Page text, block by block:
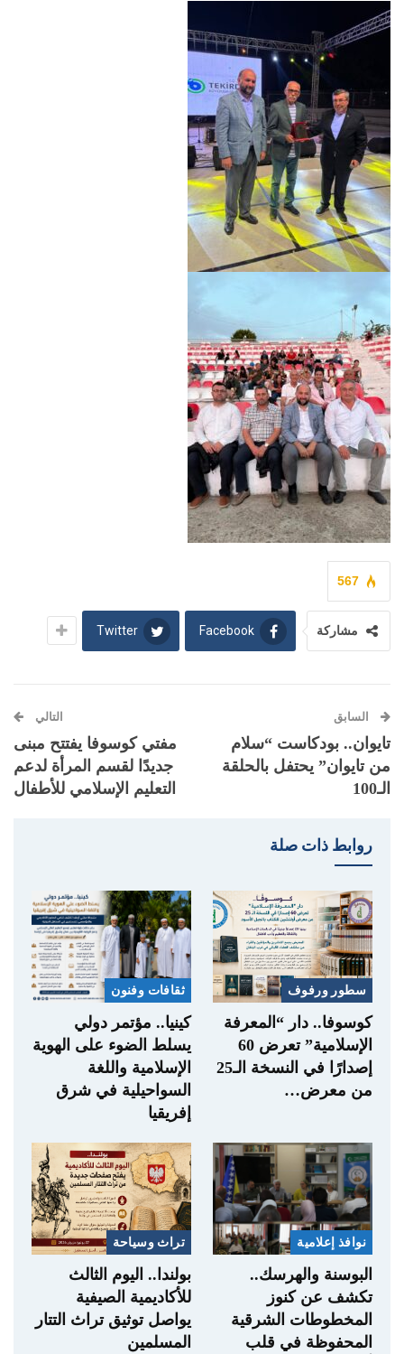
567
مشاركة Facebook
Twitter
السابق
تايوان.. بودكاست “سلام
من تايوان” يحتفل بالحلقة
الـ100
التالي
مفتي كوسوفا يفتتح مبنى
جديدًا لقسم المرأة لدعم
التعليم الإسلامي للأطفال
روابط ذات صلة
سطور ورفوف
كوسوفا.. دار “المعرفة
الإسلامية” تعرض 60
إصدارًا في النسخة الـ25
من معرض…
ثقافات وفنون
كينيا.. مؤتمر دولي
يسلط الضوء على الهوية
الإسلامية واللغة
السواحيلية في شرق
إفريقيا
نوافذ إعلامية
البوسنة والهرسك..
تكشف عن كنوز
المخطوطات الشرقية
المحفوظة في قلب
تراث وسياحة
بولندا.. اليوم الثالث
للأكاديمية الصيفية
يواصل توثيق تراث التتار
المسلمين